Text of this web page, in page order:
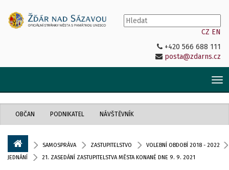
CZ EN
+420 566 688 111
posta@zdarns.cz
OBČAN PODNIKATEL NÁVŠTĚVNÍK
SAMOSPRÁVA ZASTUPITELSTVO
VOLEBNÍ OBDOBÍ 2018 - 2022
JEDNÁNÍ
21. ZASEDÁNÍ ZASTUPITELSTVA MĚSTA KONANÉ DNE 9. 9. 2021